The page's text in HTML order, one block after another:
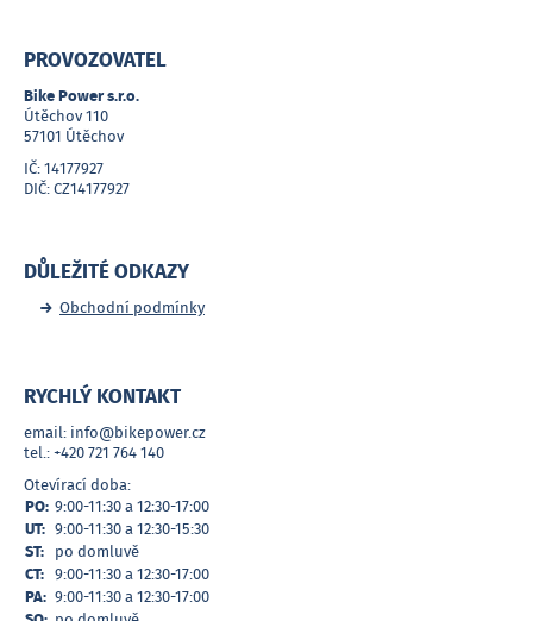
PROVOZOVATEL
Bike Power s.r.o.
Útěchov 110
57101 Útěchov
IČ: 14177927
DIČ: CZ14177927
DŮLEŽITÉ ODKAZY
Obchodní podmínky
RYCHLÝ KONTAKT
email: info@bikepower.cz
tel.: +420 721 764 140
Otevírací doba:
PO: 9:00-11:30 a 12:30-17:00
UT: 9:00-11:30 a 12:30-15:30
ST: po domluvě
CT: 9:00-11:30 a 12:30-17:00
PA: 9:00-11:30 a 12:30-17:00